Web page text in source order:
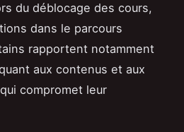
du déblocage des cours,
dans le parcours
rapportent notamment
aux contenus et aux
compromet leur